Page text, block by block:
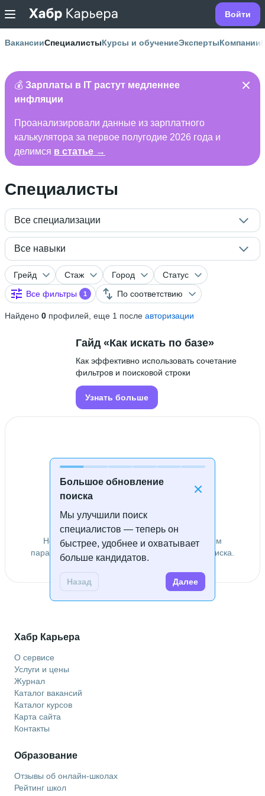
Войти
ВакансииСпециалистыКурсы и обучениеЭкспертыКомпании
💰 Зарплаты в IT растут медленнее
инфляции
Проанализировали данные из зарплатного
калькулятора за первое полугодие 2026 года и
делимся в статье →
Специалисты
Все специализации
Все навыки
Грейд Стаж Город
Статус
Все фильтры
1 По соответствию
Найдено 0 профилей, еще 1 после авторизации
Большое обновление
поиска
Мы улучшили поиск
специалистов — теперь он
быстрее, удобнее и охватывает
больше кандидатов.
Назад Далее
Гайд «Как искать по базе»
Как эффективно использовать сочетание
фильтров и поисковой строки
Узнать больше
Специалисты не найдены
Не удалось найти специалистов по заданным
параметрам. Попробуйте изменить условия поиска.
Хабр Карьера
О сервисе
Услуги и цены
Журнал
Каталог вакансий
Каталог курсов
Карта сайта
Контакты
Образование
Отзывы об онлайн-школах
Рейтинг школ